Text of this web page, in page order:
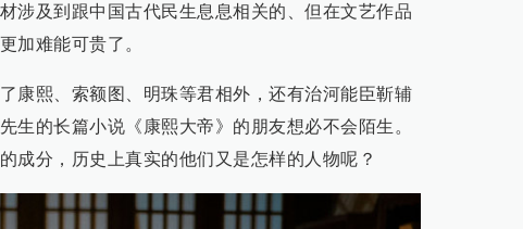
涉及到跟中国古代民生息息相关的、但在文艺作品
加难能可贵了。
康熙、索额图、明珠等君相外，还有治河能臣靳辅
生的长篇小说《康熙大帝》的朋友想必不会陌生。
成分，历史上真实的他们又是怎样的人物呢？